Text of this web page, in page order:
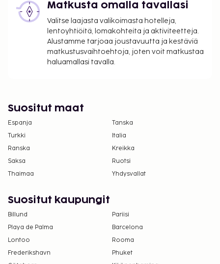
osiossa).
Kaikki maksut voidaan maksaa käteisettömillä
maksutavoilla.
Kontaktiton sisäänkirjautuminen ja kontaktiton
uloskirjautuminen ovat saatavilla.
Matkusta omalla tavallasi
Valitse laajasta valikoimasta hotelleja,
lentoyhtiöitä, lomakohteita ja aktiviteetteja.
Alustamme tarjoaa joustavuutta ja kestäviä
matkustusvaihtoehtoja, joten voit matkustaa
haluamallasi tavalla.
Suositut maat
Espanja
Tanska
Turkki
Italia
Ranska
Kreikka
Saksa
Ruotsi
Thaimaa
Yhdysvallat
Suositut kaupungit
Billund
Pariisi
Playa de Palma
Barcelona
Lontoo
Rooma
Frederikshavn
Phuket